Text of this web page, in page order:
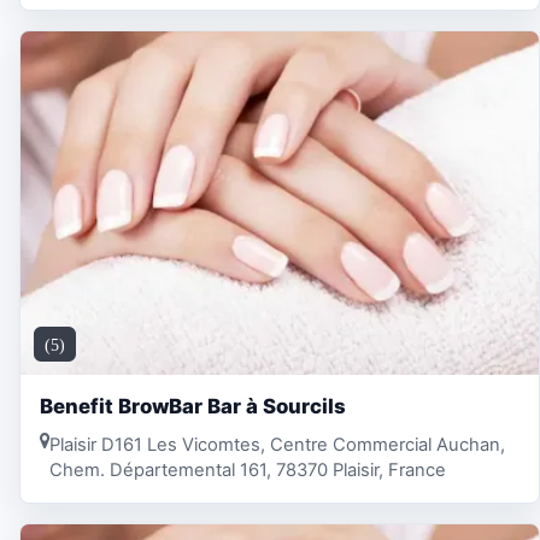
(5)
Benefit BrowBar Bar à Sourcils
Plaisir D161 Les Vicomtes, Centre Commercial Auchan,
Chem. Départemental 161, 78370 Plaisir, France